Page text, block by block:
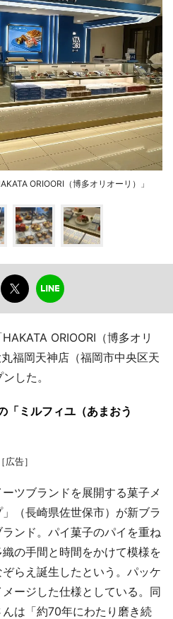
ORIOORI（博多オリオーリ）」
ORIOORI（博多オリ
福岡天神店（福岡市中央区天
した。
「ミルフィユ（あまおう
［広告］
ツブランドを展開する菓子メ
（長崎県佐世保市）が新ブラ
ンド。パイ菓子のパイを重ね
の手間と時間をかけて模様を
らえ誕生したという。パッケ
ージした仕様としている。同
は「約70年にわたり磨き続